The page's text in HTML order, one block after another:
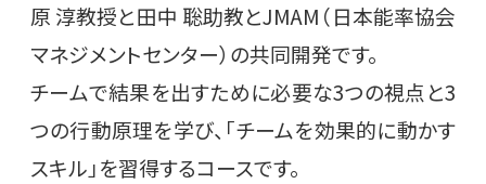
原 淳教授と田中 聡助教とJMAM（日本能率協会
マネジメントセンター）の共同開発です。
チームで結果を出すために必要な3つの視点と3
つの行動原理を学び、「チームを効果的に動かす
スキル」を習得するコースです。